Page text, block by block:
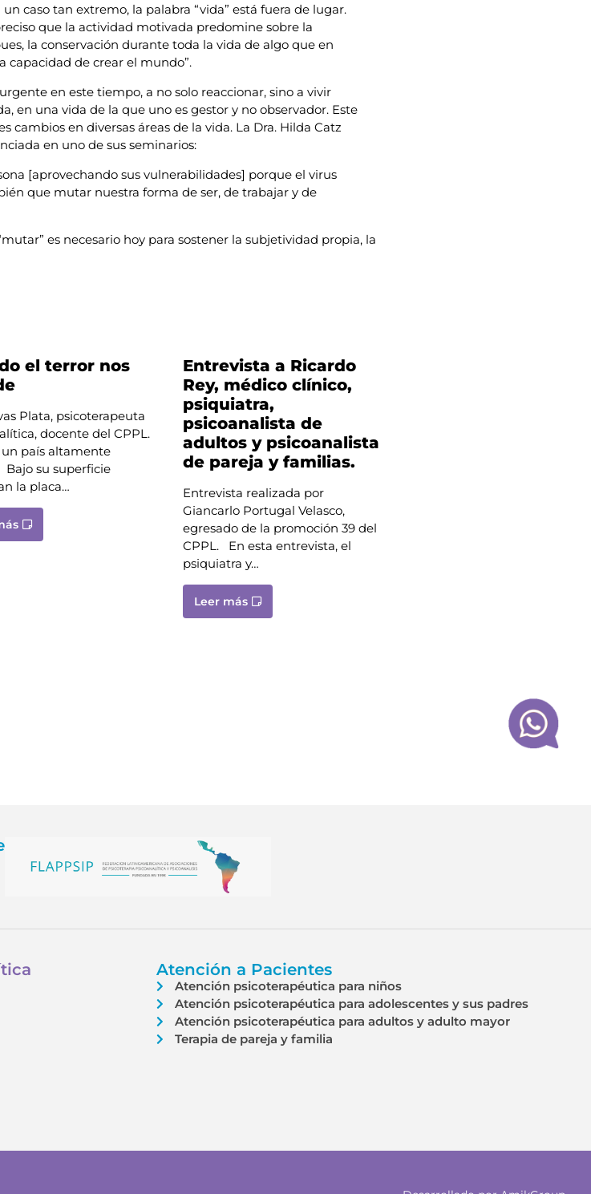
caso tan extremo, la palabra “vida” está fuera de lugar.
que la actividad motivada predomine sobre la
la conservación durante toda la vida de algo que en
capacidad de crear el mundo”.
en este tiempo, a no solo reaccionar, sino a vivir
en una vida de la que uno es gestor y no observador. Este
en diversas áreas de la vida. La Dra. Hilda Catz
en uno de sus seminarios:
[aprovechando sus vulnerabilidades] porque el virus
que mutar nuestra forma de ser, de trabajar y de
es necesario hoy para sostener la subjetividad propia, la
el terror nos
Plata, psicoterapeuta
docente del CPPL.
un país altamente
Bajo su superficie
la placa…
Entrevista a Ricardo
Rey, médico clínico,
psiquiatra,
psicoanalista de
adultos y psicoanalista
de pareja y familias.
Entrevista realizada por
Giancarlo Portugal Velasco,
egresado de la promoción 39 del
CPPL. En esta entrevista, el
psiquiatra y…
Leer más
Atención a Pacientes
Atención psicoterapéutica para niños
Atención psicoterapéutica para adolescentes y sus padres
Atención psicoterapéutica para adultos y adulto mayor
Terapia de pareja y familia